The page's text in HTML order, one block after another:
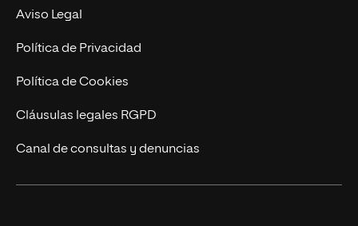
Experto Universitario
Postgrados
Cursos Universitarios
Nuestro Equipo
Trabaja en UNIR
Actualidad
UNIR Revista
Eventos
Aviso Legal
Política de Privacidad
Política de Cookies
Cláusulas legales RGPD
Canal de consultas y denuncias